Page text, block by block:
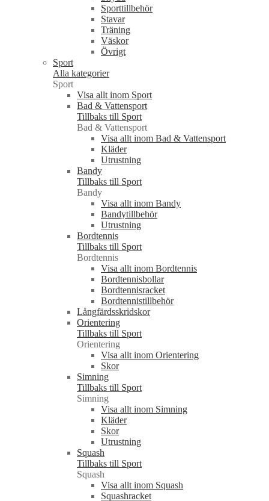
Sporttillbehör
Stavar
Träning
Väskor
Övrigt
Sport
Alla kategorier
Sport
Visa allt inom Sport
Bad & Vattensport
Tillbaks till Sport
Bad & Vattensport
Visa allt inom Bad & Vattensport
Kläder
Utrustning
Bandy
Tillbaks till Sport
Bandy
Visa allt inom Bandy
Bandytillbehör
Utrustning
Bordtennis
Tillbaks till Sport
Bordtennis
Visa allt inom Bordtennis
Bordtennisbollar
Bordtennisracket
Bordtennistillbehör
Långfärdsskridskor
Orientering
Tillbaks till Sport
Orientering
Visa allt inom Orientering
Skor
Simning
Tillbaks till Sport
Simning
Visa allt inom Simning
Kläder
Skor
Utrustning
Squash
Tillbaks till Sport
Squash
Visa allt inom Squash
Squashracket